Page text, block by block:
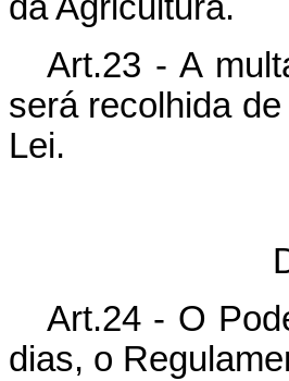
da Agricultura.
Art.23 - A
será recolhida
Lei.
Art.24 - O
dias, o